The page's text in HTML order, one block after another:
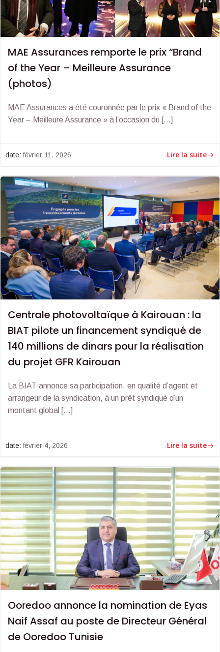
MAE Assurances remporte le prix “Brand
of the Year – Meilleure Assurance
(photos)
MAE Assurances a été couronnée par le prix « Brand of the
Year – Meilleure Assurance » à l’occasion du […]
date:février 11, 2026 Lire la suite
Centrale photovoltaïque à Kairouan : la
BIAT pilote un financement syndiqué de
140 millions de dinars pour la réalisation
du projet GFR Kairouan
La BIAT annonce sa participation, en qualité d’agent et
arrangeur de la syndication, à un prêt syndiqué d’un
montant global […]
date:février 4, 2026 Lire la suite
Ooredoo annonce la nomination de Eyas
Naif Assaf au poste de Directeur Général
de Ooredoo Tunisie